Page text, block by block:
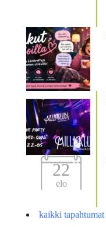
22
elo
kaikki tapahtumat